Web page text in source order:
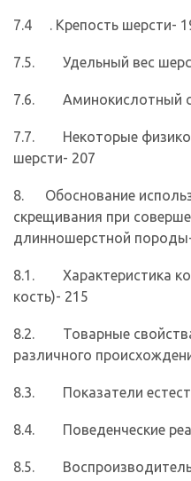
7.4 . Крепость шерсти-
7.5. Удельный вес
7.6. Аминокислотный
7.7. Некоторые физико-
шерсти- 207
8. Обоснование
скрещивания при
длинношерстной
8.1. Характеристика
кость)- 215
8.2. Товарные
различного
8.3. Показатели
8.4. Поведенческие
8.5.